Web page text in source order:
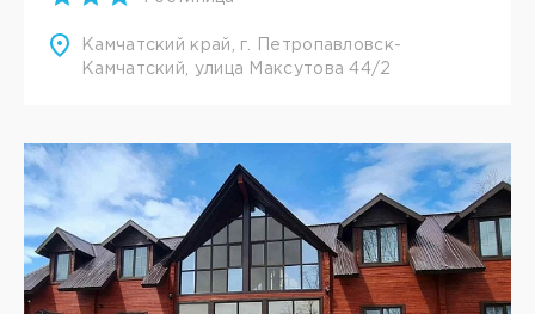
Камчатский край, г. Петропавловск-
Камчатский, улица Максутова 44/2